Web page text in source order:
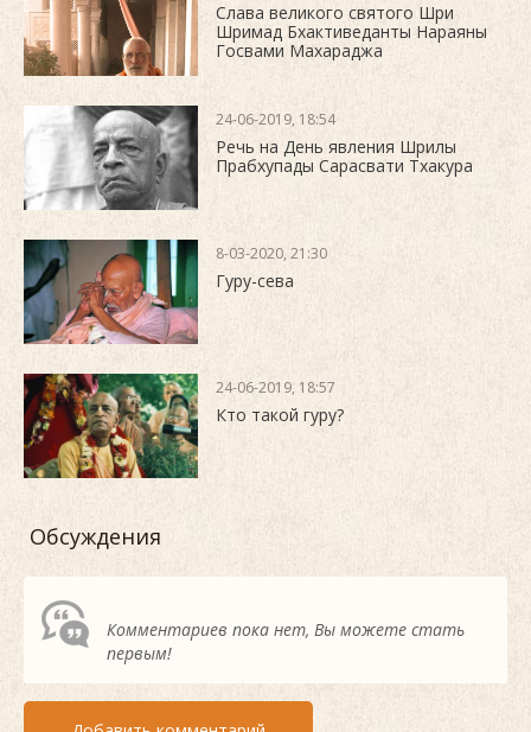
Слава великого святого Шри
Шримад Бхактиведанты Нараяны
Госвами Махараджа
24-06-2019, 18:54
Речь на День явления Шрилы
Прабхупады Сарасвати Тхакура
8-03-2020, 21:30
Гуру-сева
24-06-2019, 18:57
Кто такой гуру?
Обсуждения
Комментариев пока нет, Вы можете стать
первым!